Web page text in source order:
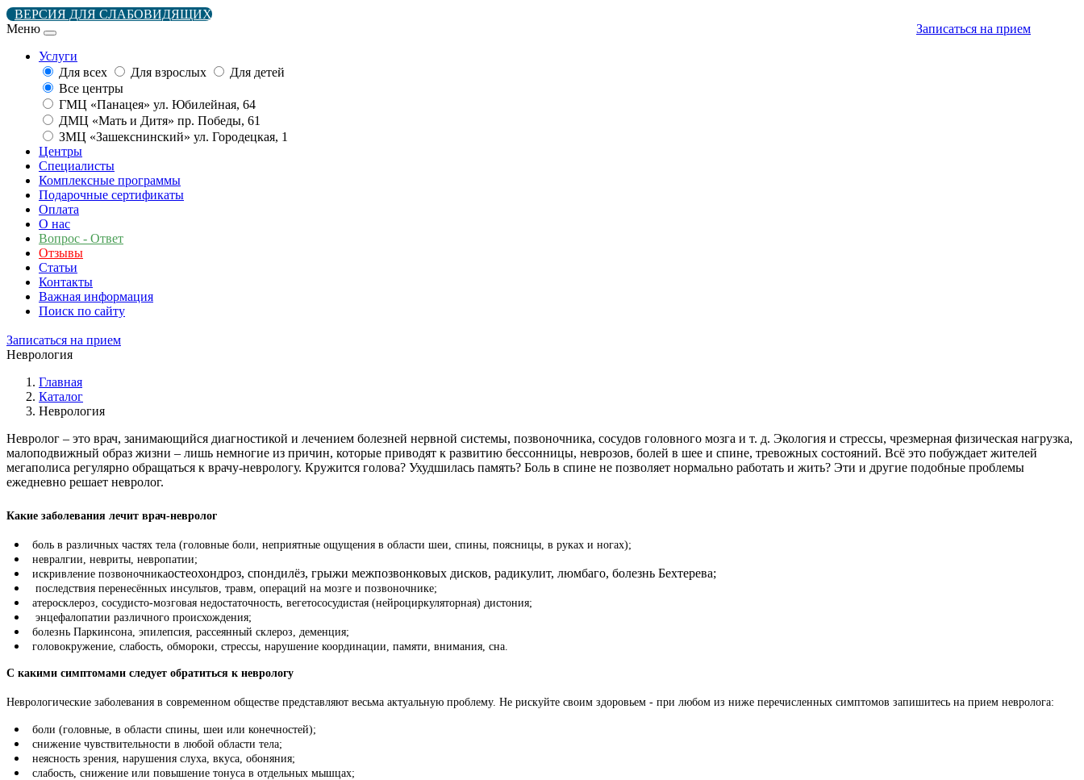
ВЕРСИЯ ДЛЯ СЛАБОВИДЯЩИХ
Записаться на прием
Меню
Услуги
Для всех
Для взрослых
Для детей
Все центры
ГМЦ «Панацея» ул. Юбилейная, 64
ДМЦ «Мать и Дитя» пр. Победы, 61
ЗМЦ «Зашекснинский» ул. Городецкая, 1
Центры
Специалисты
Комплексные программы
Подарочные сертификаты
Оплата
О нас
Вопрос - Ответ
Отзывы
Статьи
Контакты
Важная информация
Поиск по сайту
Записаться на прием
Неврология
Главная
Каталог
Неврология
Невролог – это врач, занимающийся диагностикой и лечением болезней нервной системы, позвоночника, сосудов головного мозга и т. д. Экология и стрессы, чрезмерная физическая нагрузка,
малоподвижный образ жизни – лишь немногие из причин, которые приводят к развитию бессонницы, неврозов, болей в шее и спине, тревожных состояний. Всё это побуждает жителей
мегаполиса регулярно обращаться к врачу-неврологу. Кружится голова? Ухудшилась память? Боль в спине не позволяет нормально работать и жить? Эти и другие подобные проблемы
ежедневно решает невролог.
Какие заболевания лечит врач-невролог
боль в различных частях тела (головные боли, неприятные ощущения в области шеи, спины, поясницы, в руках и ногах);
невралгии, невриты, невропатии;
искривление позвоночникаостеохондроз, спондилёз, грыжи межпозвонковых дисков, радикулит, люмбаго, болезнь Бехтерева;
последствия перенесённых инсультов, травм, операций на мозге и позвоночнике;
атеросклероз, сосудисто-мозговая недостаточность, вегетососудистая (нейроциркуляторная) дистония;
энцефалопатии различного происхождения;
болезнь Паркинсона, эпилепсия, рассеянный склероз, деменция;
головокружение, слабость, обмороки, стрессы, нарушение координации, памяти, внимания, сна.
С какими симптомами следует обратиться к неврологу
Неврологические заболевания в современном обществе представляют весьма актуальную проблему. Не рискуйте своим здоровьем - при любом из ниже перечисленных симптомов запишитесь на прием невролога:
боли (головные, в области спины, шеи или конечностей);
снижение чувствительности в любой области тела;
неясность зрения, нарушения слуха, вкуса, обоняния;
слабость, снижение или повышение тонуса в отдельных мышцах;